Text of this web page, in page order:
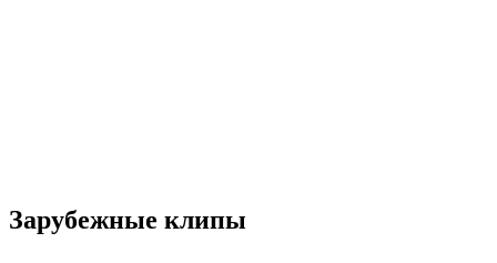
Зарубежные клипы